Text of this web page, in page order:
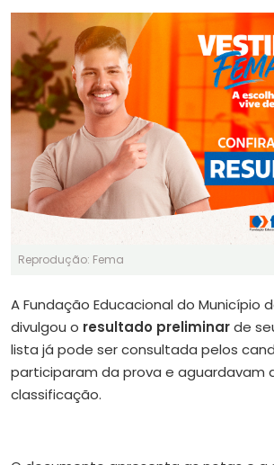
Reprodução: Fema
A Fundação Educacional do Município
divulgou o resultado preliminarde
lista já pode ser consultada pelos
participaram da prova e aguardavam
classificação.